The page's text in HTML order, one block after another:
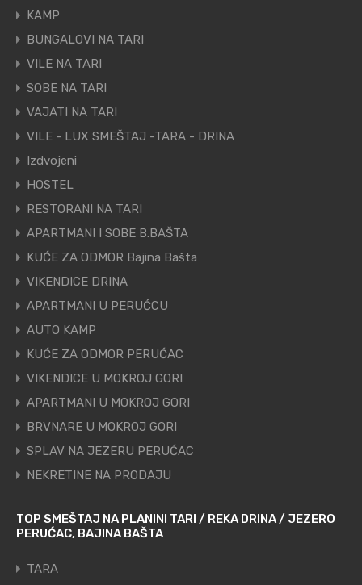
KAMP
BUNGALOVI NA TARI
VILE NA TARI
SOBE NA TARI
VAJATI NA TARI
VILE - LUX SMEŠTAJ -TARA - DRINA
Izdvojeni
HOSTEL
RESTORANI NA TARI
APARTMANI I SOBE B.BAŠTA
KUĆE ZA ODMOR Bajina Bašta
VIKENDICE DRINA
APARTMANI U PERUĆCU
AUTO KAMP
KUĆE ZA ODMOR PERUĆAC
VIKENDICE U MOKROJ GORI
APARTMANI U MOKROJ GORI
BRVNARE U MOKROJ GORI
SPLAV NA JEZERU PERUĆAC
NEKRETINE NA PRODAJU
TOP SMEŠTAJ NA PLANINI TARI / REKA DRINA / JEZERO
PERUĆAC, BAJINA BAŠTA
TARA